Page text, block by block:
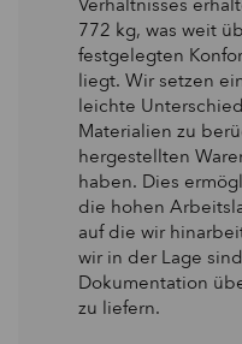
772 kg, was weit
festgelegten
liegt. Wir setzen
leichte
Materialien zu
hergestellten
haben. Dies
die hohen
auf die wir
wir in der Lage
Dokumentation
zu liefern.